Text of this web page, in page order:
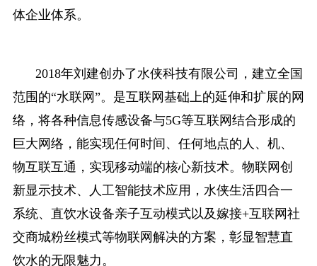
体企业体系。
2018年刘建创办了水侠科技有限公司，建立全国
范围的“水联网”。是互联网基础上的延伸和扩展的网
络，将各种信息传感设备与5G等互联网结合形成的
巨大网络，能实现任何时间、任何地点的人、机、
物互联互通，实现移动端的核心新技术。物联网创
新显示技术、人工智能技术应用，水侠生活四合一
系统、直饮水设备亲子互动模式以及嫁接+互联网社
交商城粉丝模式等物联网解决的方案，彰显智慧直
饮水的无限魅力。